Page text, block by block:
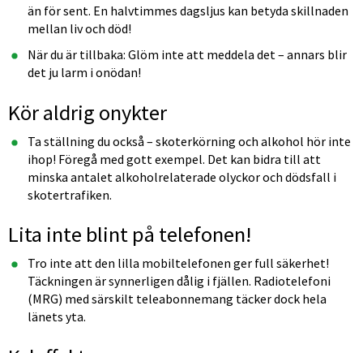
än för sent. En halvtimmes dagsljus kan betyda skillnaden
mellan liv och död!
När du är tillbaka: Glöm inte att meddela det – annars blir
det ju larm i onödan!
Kör aldrig onykter
Ta ställning du också – skoterkörning och alkohol hör inte
ihop! Föregå med gott exempel. Det kan bidra till att
minska antalet alkoholrelaterade olyckor och dödsfall i
skotertrafiken.
Lita inte blint på telefonen!
Tro inte att den lilla mobiltelefonen ger full säkerhet!
Täckningen är synnerligen dålig i fjällen. Radiotelefoni
(MRG) med särskilt teleabonnemang täcker dock hela
länets yta.